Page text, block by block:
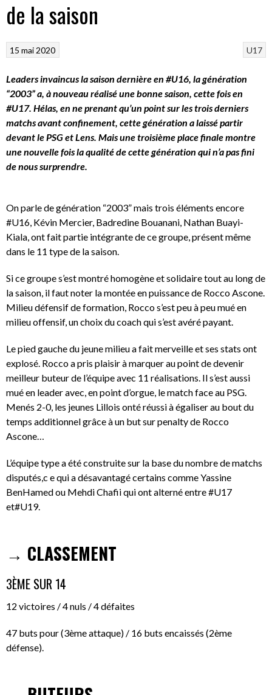
de la saison
U17
15 mai 2020
Leaders invaincus la saison dernière en #U16, la génération
“2003” a, à nouveau réalisé une bonne saison, cette fois en
#U17. Hélas, en ne prenant qu’un point sur les trois derniers
matchs avant confinement, cette génération a laissé partir
devant le PSG et Lens. Mais une troisième place finale montre
une nouvelle fois la qualité de cette génération qui n’a pas fini
de nous surprendre.
On parle de génération “2003” mais trois éléments encore
#U16, Kévin Mercier, Badredine Bouanani, Nathan Buayi-
Kiala, ont fait partie intégrante de ce groupe, présent même
dans le 11 type de la saison.
Si ce groupe s’est montré homogène et solidaire tout au long de
la saison, il faut noter la montée en puissance de Rocco Ascone.
Milieu défensif de formation, Rocco s’est peu à peu mué en
milieu offensif, un choix du coach qui s’est avéré payant.
Le pied gauche du jeune milieu a fait merveille et ses stats ont
explosé. Rocco a pris plaisir à marquer au point de devenir
meilleur buteur de l’équipe avec 11 réalisations. Il s’est aussi
mué en leader avec, en point d’orgue, le match face au PSG.
Menés 2-0, les jeunes Lillois onté réussi à égaliser au bout du
temps additionnel grâce à un but sur penalty de Rocco
Ascone…
L’équipe type a été construite sur la base du nombre de matchs
disputés,c e qui a désavantagé certains comme Yassine
BenHamed ou Mehdi Chafii qui ont alterné entre #U17
et#U19.
→ CLASSEMENT
3ÈME SUR 14
12 victoires / 4 nuls / 4 défaites
47 buts pour (3ème attaque) / 16 buts encaissés (2ème
défense).